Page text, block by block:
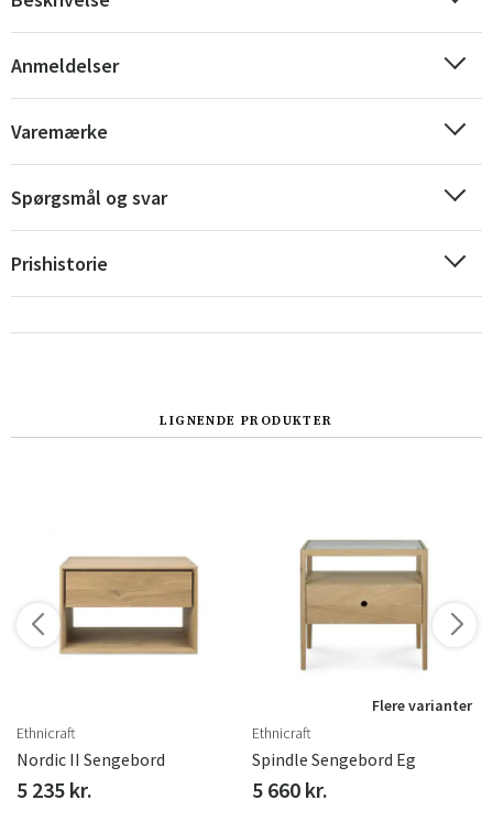
Norge
Suomi
Anmeldelser
Varemærke
Spørgsmål og svar
Prishistorie
LIGNENDE PRODUKTER
Ethnicraft
Nordic II Sengebord
5 235 kr.
Flere varianter
Ethnicraft
Spindle Sengebord Eg
5 660 kr.